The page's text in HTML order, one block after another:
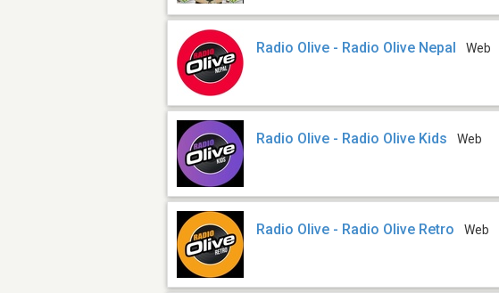
Radio Olive - Radio Olive Nepal Web
Radio Olive - Radio Olive Kids Web
Radio Olive - Radio Olive Retro Web